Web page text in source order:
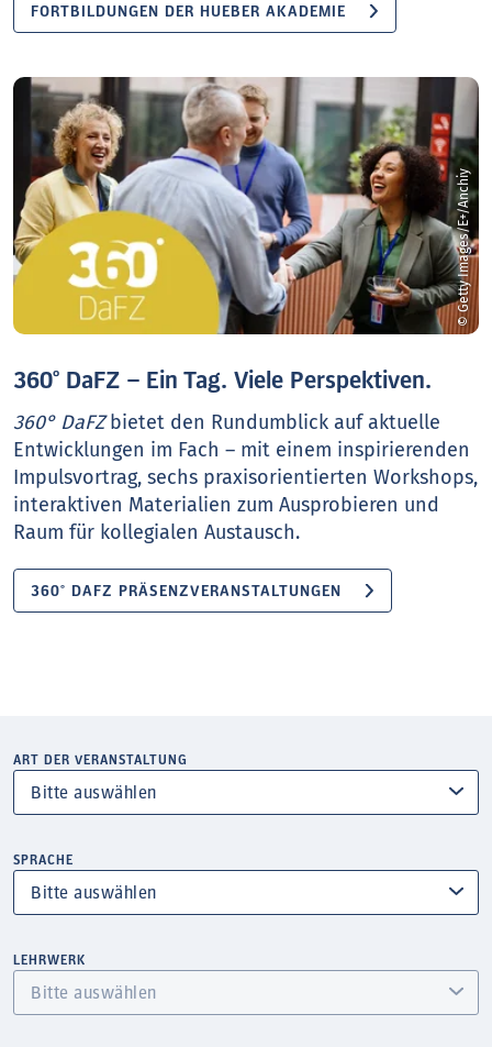
FORTBILDUNGEN DER HUEBER AKADEMIE
© Getty Images/E+/Anchiy
360° DaFZ – Ein Tag. Viele Perspektiven.
360° DaFZbietet den Rundumblick auf aktuelle
Entwicklungen im Fach – mit einem inspirierenden
Impulsvortrag, sechs praxisorientierten Workshops,
interaktiven Materialien zum Ausprobieren und
Raum für kollegialen Austausch.
360° DAFZ PRÄSENZVERANSTALTUNGEN
ART DER VERANSTALTUNG
SPRACHE
LEHRWERK